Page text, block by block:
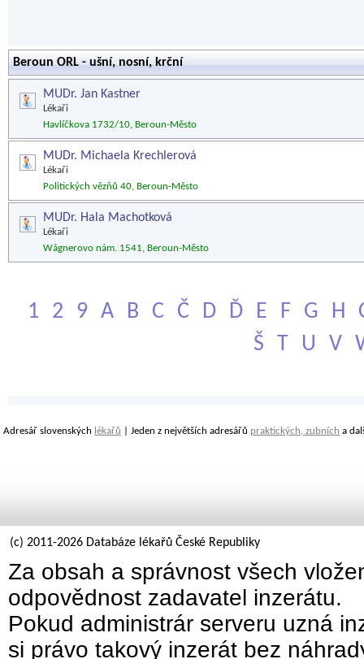
Beroun ORL - ušní, nosní, krční
MUDr. Jan Kastner
Lékaři
Havlíčkova 1732/10, Beroun-Město
MUDr. Michaela Krechlerová
Lékaři
Politických vězňů 40, Beroun-Město
MUDr. Hala Machotková
Lékaři
Wágnerovo nám. 1541, Beroun-Město
1 2 9 A B C Č D Ď E F G H
Š
T U V
Adresář slovenských lékařů | Jeden z největších adresářů praktických, zubních a
(c) 2011-2026 Databáze lékařů České Republiky
Za obsah a správnost všech
odpovědnost zadavatel inzerátu.
Pokud administrár serveru uzná
si právo takový inzerát bez